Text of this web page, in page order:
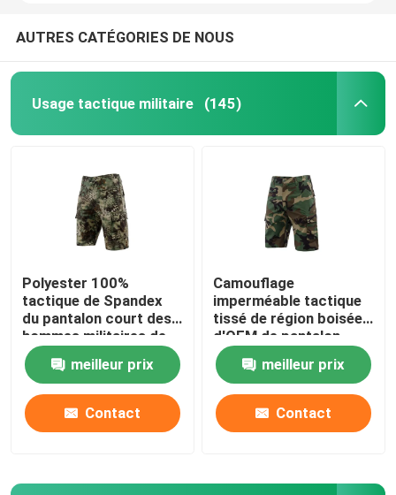
AUTRES CATÉGORIES DE NOUS
Usage tactique militaire (145)
Polyester 100%
tactique de Spandex
du pantalon court des
hommes militaires de
Ripstop
meilleur prix
Contact
Camouflage
imperméable tactique
tissé de région boisée
d'OEM de pantalon
court de militaires
meilleur prix
Contact